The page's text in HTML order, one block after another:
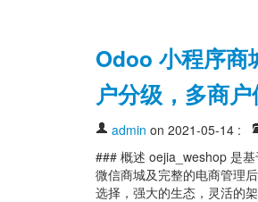
Odoo 小程序
户分级，多商
admin on 2021-05-14 :
### 概述 oejia_weshop 是
微信商城及完整的电商管理
选择，强大的生态，灵活的